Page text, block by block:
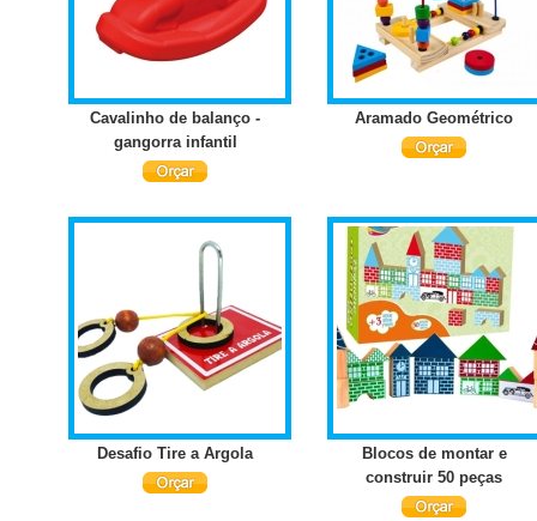
Cavalinho de balanço -
gangorra infantil
Aramado Geométrico
Desafio Tire a Argola
Blocos de montar e
construir 50 peças